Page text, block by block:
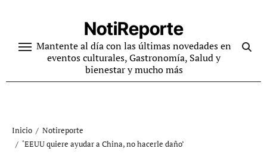
contenido
NotiReporte
Mantente al día con las últimas novedades en
eventos culturales, Gastronomía, Salud y
bienestar y mucho más
Inicio
Notireporte
‘EEUU quiere ayudar a China, no hacerle daño’